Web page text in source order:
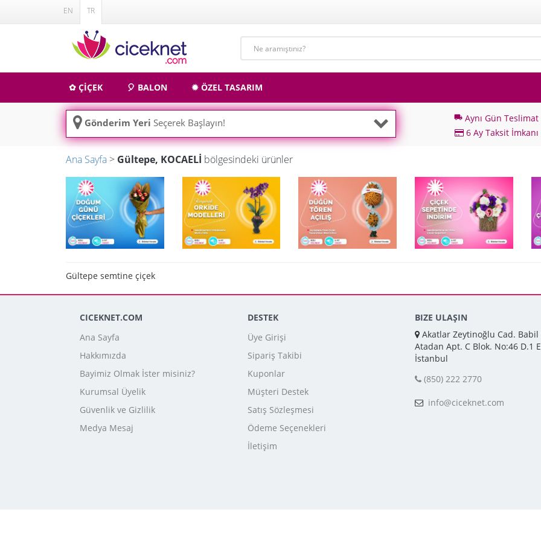
EN TR
✿ ÇİÇEK 🎈 BALON ✹ ÖZEL TASARIM
Gönderim Yeri Seçerek Başlayın! local_shipping Aynı Gün Teslimat
6 Ay Taksit İmkanı
Ana Sayfa > Gültepe, KOCAELİ bölgesindeki ürünler
Gültepe semtine çiçek
CICEKNET.COM
Ana Sayfa
Hakkımızda
Bayimiz Olmak İster misiniz?
Kurumsal Üyelik
Güvenlik ve Gizlilik
Medya Mesaj
DESTEK
Üye Girişi
Sipariş Takibi
Kuponlar
Müşteri Destek
Satış Sözleşmesi
Ödeme Seçenekleri
İletişim
BIZE ULAŞIN
Akatlar Zeytinoğlu Cad. Babil
Atadan Apt. C Blok. No:46 D.1
İstanbul
(850) 222 2770
info@ciceknet.com